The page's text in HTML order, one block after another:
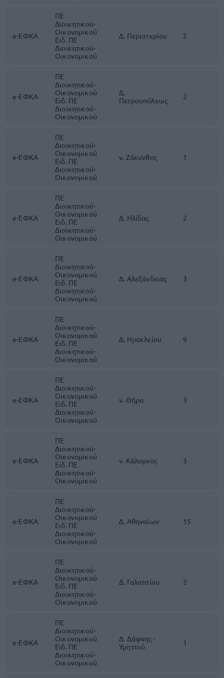
e-ΕΦΚΑ
ΠΕ
Διοικητικού-
Οικονομικού
Ειδ. ΠΕ
Διοικητικού-
Οικονομικού
Δ. Περιστερίου 2
e-ΕΦΚΑ
ΠΕ
Διοικητικού-
Οικονομικού
Ειδ. ΠΕ
Διοικητικού-
Οικονομικού
Δ.
Πετρουπόλεως
2
e-ΕΦΚΑ
ΠΕ
Διοικητικού-
Οικονομικού
Ειδ. ΠΕ
Διοικητικού-
Οικονομικού
ν. Ζάκυνθος 1
e-ΕΦΚΑ
ΠΕ
Διοικητικού-
Οικονομικού
Ειδ. ΠΕ
Διοικητικού-
Οικονομικού
Δ. Ηλίδας 2
e-ΕΦΚΑ
ΠΕ
Διοικητικού-
Οικονομικού
Ειδ. ΠΕ
Διοικητικού-
Οικονομικού
Δ. Αλεξάνδειας 3
e-ΕΦΚΑ
ΠΕ
Διοικητικού-
Οικονομικού
Ειδ. ΠΕ
Διοικητικού-
Οικονομικού
Δ. Ηρακλείου 9
e-ΕΦΚΑ
ΠΕ
Διοικητικού-
Οικονομικού
Ειδ. ΠΕ
Διοικητικού-
Οικονομικού
ν. Θήρα 3
e-ΕΦΚΑ
ΠΕ
Διοικητικού-
Οικονομικού
Ειδ. ΠΕ
Διοικητικού-
Οικονομικού
ν. Κάλυμνος 3
e-ΕΦΚΑ
ΠΕ
Διοικητικού-
Οικονομικού
Ειδ. ΠΕ
Διοικητικού-
Οικονομικού
Δ. Αθηναίων 15
e-ΕΦΚΑ
ΠΕ
Διοικητικού-
Οικονομικού
Ειδ. ΠΕ
Διοικητικού-
Οικονομικού
Δ. Γαλατσίου 2
e-ΕΦΚΑ
ΠΕ
Διοικητικού-
Οικονομικού
Ειδ. ΠΕ
Διοικητικού-
Οικονομικού
Δ. Δάφνης -
Υμηττού
1